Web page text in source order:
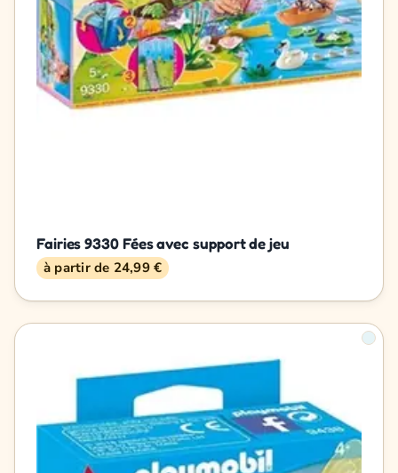
Fairies 9330 Fées avec support de jeu
à partir de 24,99 €